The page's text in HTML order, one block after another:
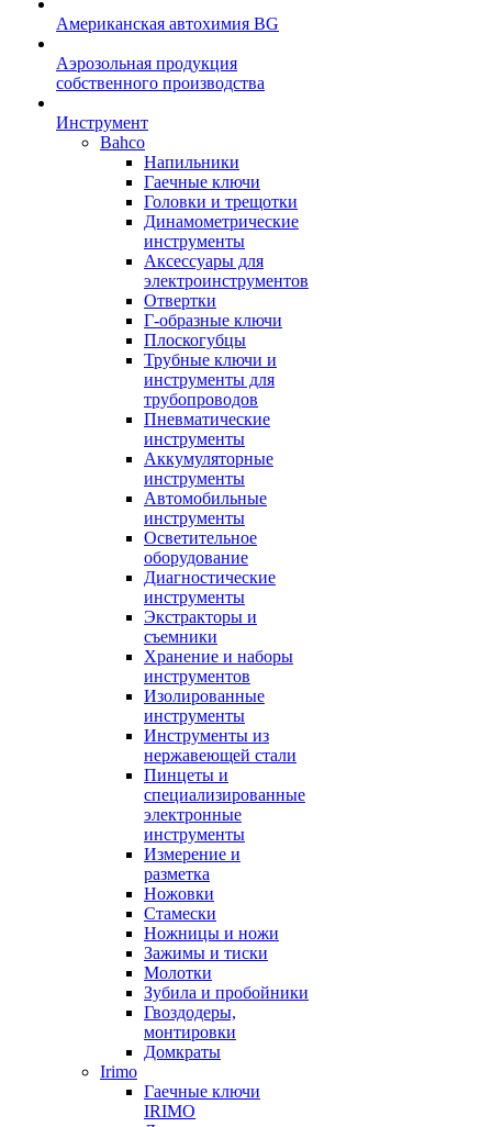
Американская автохимия BG
Аэрозольная продукция
собственного производства
Инструмент
Bahco
Напильники
Гаечные ключи
Головки и трещотки
Динамометрические
инструменты
Аксессуары для
электроинструментов
Отвертки
Г-образные ключи
Плоскогубцы
Трубные ключи и
инструменты для
трубопроводов
Пневматические
инструменты
Аккумуляторные
инструменты
Автомобильные
инструменты
Осветительное
оборудование
Диагностические
инструменты
Экстракторы и
съемники
Хранение и наборы
инструментов
Изолированные
инструменты
Инструменты из
нержавеющей стали
Пинцеты и
специализированные
электронные
инструменты
Измерение и
разметка
Ножовки
Стамески
Ножницы и ножи
Зажимы и тиски
Молотки
Зубила и пробойники
Гвоздодеры,
монтировки
Домкраты
Irimo
Гаечные ключи
IRIMO